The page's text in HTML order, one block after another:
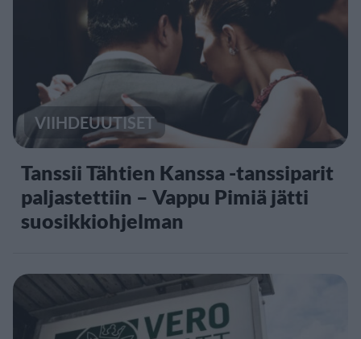
VIIHDEUUTISET
Tanssii Tähtien Kanssa -tanssiparit
paljastettiin – Vappu Pimiä jätti
suosikkiohjelman